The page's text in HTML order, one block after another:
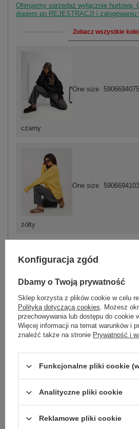
Oferujemy sprzedaż wyłącznie hurtową.
dopiero po REJESTRACJI i zalogowaniu
Zobacz wszystkie
czarny
One size
żółty
One size
jasny niebieski
One size
+48 601 547 740
Konfiguracja zgód
Dbamy o Twoją prywatność
Sklep korzysta z plików cookie w celu
Polityką dotyczącą cookies. Możesz
przechowywania lub dostępu do cookie
Więcej informacji na temat warunków i
znaleźć także na stronie Prywatność i
Funkcjonalne pliki cookie
Analityczne pliki cookie
Reklamowe pliki cookie